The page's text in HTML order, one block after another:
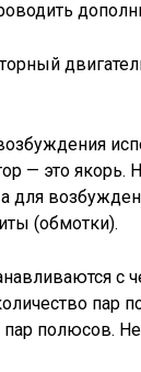
— это
для
(обмотки).
с
пар
полюсов.